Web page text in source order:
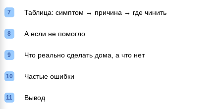
Таблица: симптом → причина → где чинить
А если не помогло
Что реально сделать дома, а что нет
Частые ошибки
Вывод